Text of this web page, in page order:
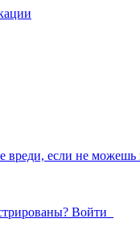
вреди, если не можешь
Войти